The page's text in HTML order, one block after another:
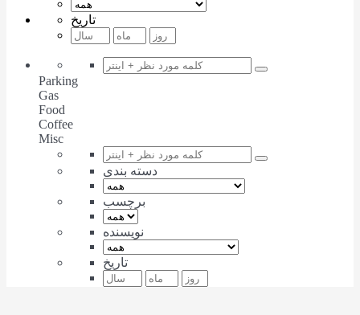
تاریخ
Parking
Gas
Food
Coffee
Misc
دسته بندی
برچسب
نویسنده
تاریخ